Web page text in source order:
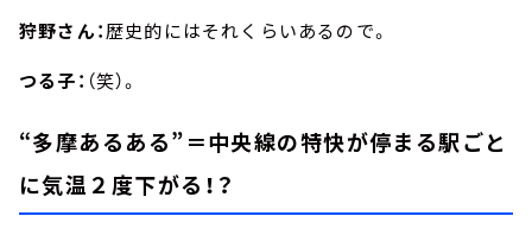
狩野さん：歴史的にはそれくらいあるので。
つる子： （笑）。
“多摩あるある”＝中央線の特快が停まる駅ごと
に気温２度下がる！？